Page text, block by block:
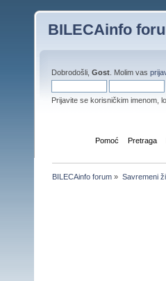
BILECAinfo
Dobrodošli, Gost . Molim vas
Prijavite se korisničkim imenom,
Pomoć Pretraga
BILECAinfo forum » Savremeni